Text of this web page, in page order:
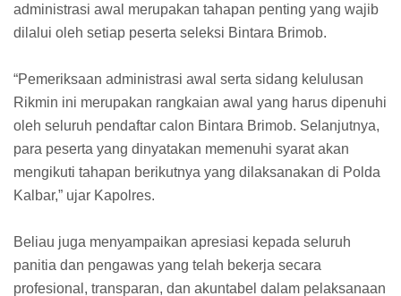
administrasi awal merupakan tahapan penting yang wajib
dilalui oleh setiap peserta seleksi Bintara Brimob.
“Pemeriksaan administrasi awal serta sidang kelulusan
Rikmin ini merupakan rangkaian awal yang harus dipenuhi
oleh seluruh pendaftar calon Bintara Brimob. Selanjutnya,
para peserta yang dinyatakan memenuhi syarat akan
mengikuti tahapan berikutnya yang dilaksanakan di Polda
Kalbar,” ujar Kapolres.
Beliau juga menyampaikan apresiasi kepada seluruh
panitia dan pengawas yang telah bekerja secara
profesional, transparan, dan akuntabel dalam pelaksanaan